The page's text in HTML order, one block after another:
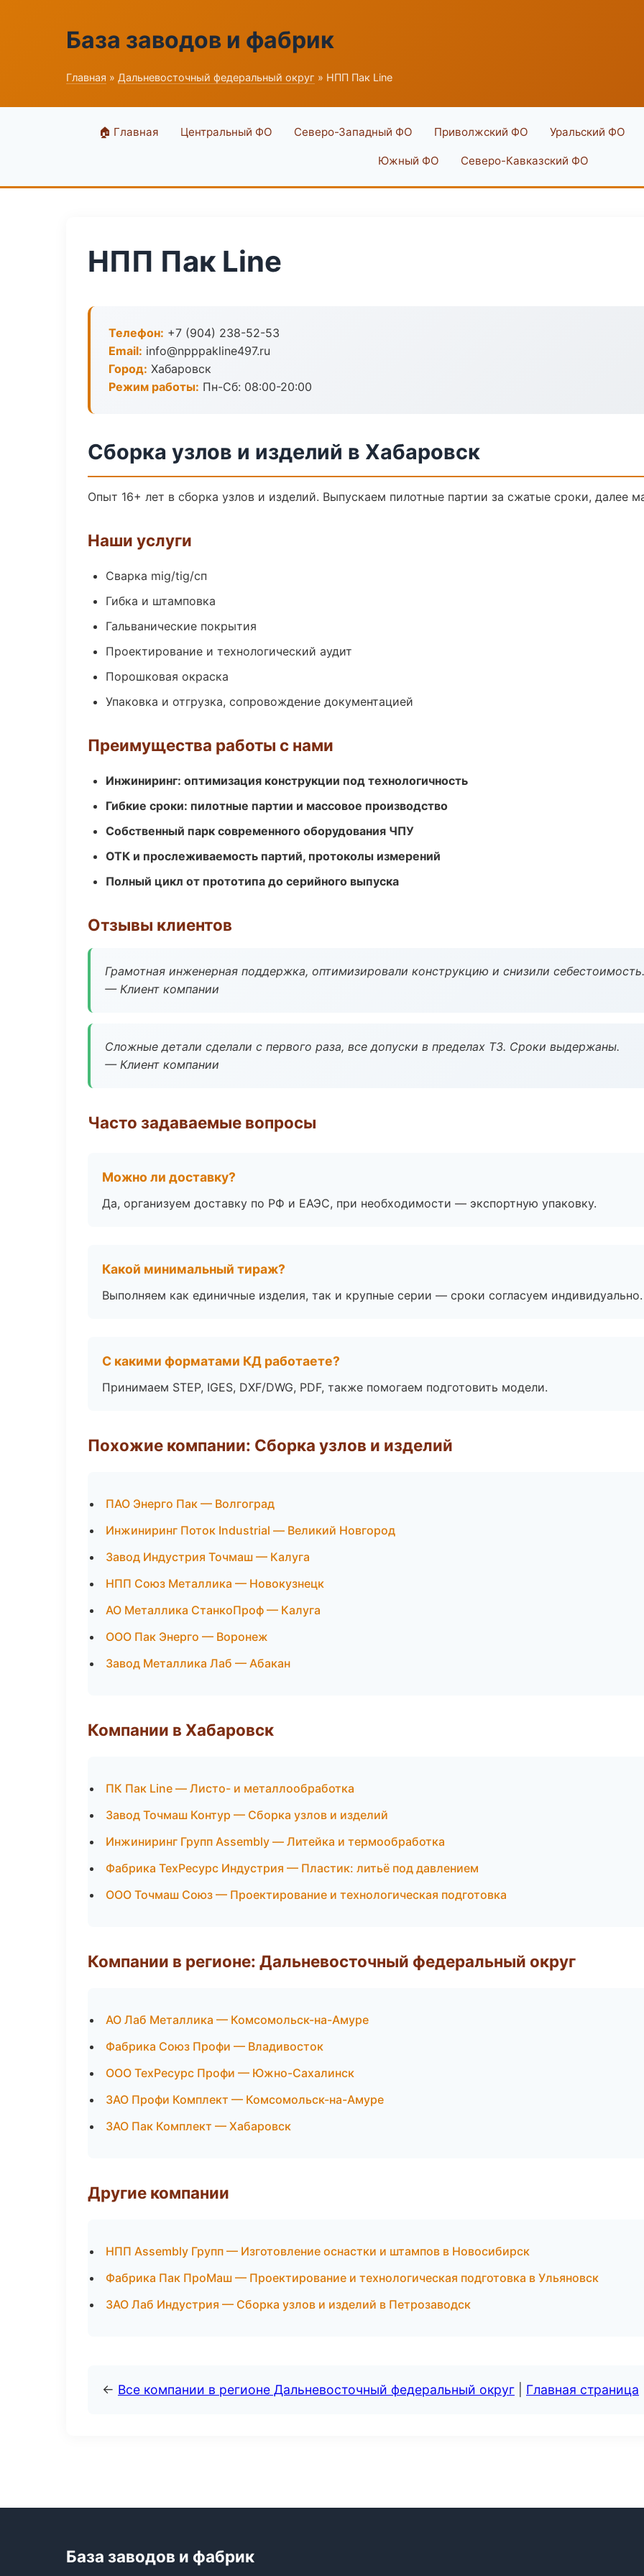
База заводов и фабрик
Главная » Дальневосточный федеральный округ » НПП Пак Line
🏠 Главная Центральный ФО Северо-Западный ФО Приволжский ФО Уральский ФО
Южный ФО Северо-Кавказский ФО
НПП Пак Line
Телефон: +7 (904) 238-52-53
Email: info@npppakline497.ru
Город: Хабаровск
Режим работы: Пн-Сб: 08:00-20:00
Сборка узлов и изделий в Хабаровск
Опыт 16+ лет в сборка узлов и изделий. Выпускаем пилотные партии за сжатые сроки, далее
Наши услуги
Сварка mig/tig/сп
Гибка и штамповка
Гальванические покрытия
Проектирование и технологический аудит
Порошковая окраска
Упаковка и отгрузка, сопровождение документацией
Преимущества работы с нами
Инжиниринг: оптимизация конструкции под технологичность
Гибкие сроки: пилотные партии и массовое производство
Собственный парк современного оборудования ЧПУ
ОТК и прослеживаемость партий, протоколы измерений
Полный цикл от прототипа до серийного выпуска
Отзывы клиентов
Грамотная инженерная поддержка, оптимизировали конструкцию и снизили себестоимость.
— Клиент компании
Сложные детали сделали с первого раза, все допуски в пределах ТЗ. Сроки выдержаны.
— Клиент компании
Часто задаваемые вопросы
Можно ли доставку?
Да, организуем доставку по РФ и ЕАЭС, при необходимости — экспортную упаковку.
Какой минимальный тираж?
Выполняем как единичные изделия, так и крупные серии — сроки согласуем индивидуально.
С какими форматами КД работаете?
Принимаем STEP, IGES, DXF/DWG, PDF, также помогаем подготовить модели.
Похожие компании: Сборка узлов и изделий
ПАО Энерго Пак — Волгоград
Инжиниринг Поток Industrial — Великий Новгород
Завод Индустрия Точмаш — Калуга
НПП Союз Металлика — Новокузнецк
АО Металлика СтанкоПроф — Калуга
ООО Пак Энерго — Воронеж
Завод Металлика Лаб — Абакан
Компании в Хабаровск
ПК Пак Line — Листо- и металлообработка
Завод Точмаш Контур — Сборка узлов и изделий
Инжиниринг Групп Assembly — Литейка и термообработка
Фабрика ТехРесурс Индустрия — Пластик: литьё под давлением
ООО Точмаш Союз — Проектирование и технологическая подготовка
Компании в регионе: Дальневосточный федеральный округ
АО Лаб Металлика — Комсомольск-на-Амуре
Фабрика Союз Профи — Владивосток
ООО ТехРесурс Профи — Южно-Сахалинск
ЗАО Профи Комплект — Комсомольск-на-Амуре
ЗАО Пак Комплект — Хабаровск
Другие компании
НПП Assembly Групп — Изготовление оснастки и штампов в Новосибирск
Фабрика Пак ПроМаш — Проектирование и технологическая подготовка в Ульяновск
ЗАО Лаб Индустрия — Сборка узлов и изделий в Петрозаводск
← Все компании в регионе Дальневосточный федеральный округ Главная страница
База заводов и фабрик